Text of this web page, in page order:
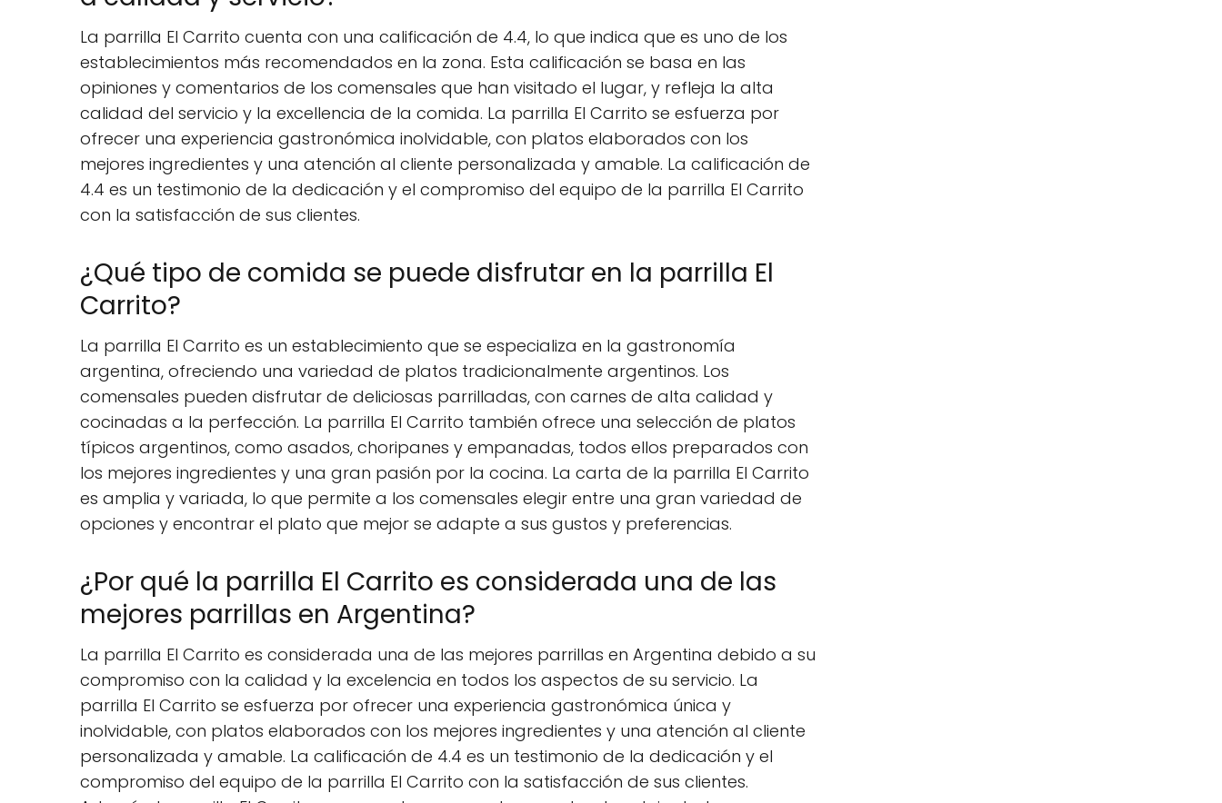
La parrilla El Carrito cuenta con una calificación de 4.4, lo que indica que es uno de los
establecimientos más recomendados en la zona. Esta calificación se basa en las
opiniones y comentarios de los comensales que han visitado el lugar, y refleja la alta
calidad del servicio y la excellencia de la comida. La parrilla El Carrito se esfuerza por
ofrecer una experiencia gastronómica inolvidable, con platos elaborados con los
mejores ingredientes y una atención al cliente personalizada y amable. La calificación de
4.4 es un testimonio de la dedicación y el compromiso del equipo de la parrilla El Carrito
con la satisfacción de sus clientes.
¿Qué tipo de comida se puede disfrutar en la parrilla El
Carrito?
La parrilla El Carrito es un establecimiento que se especializa en la gastronomía
argentina, ofreciendo una variedad de platos tradicionalmente argentinos. Los
comensales pueden disfrutar de deliciosas parrilladas, con carnes de alta calidad y
cocinadas a la perfección. La parrilla El Carrito también ofrece una selección de platos
típicos argentinos, como asados, choripanes y empanadas, todos ellos preparados con
los mejores ingredientes y una gran pasión por la cocina. La carta de la parrilla El Carrito
es amplia y variada, lo que permite a los comensales elegir entre una gran variedad de
opciones y encontrar el plato que mejor se adapte a sus gustos y preferencias.
¿Por qué la parrilla El Carrito es considerada una de las
mejores parrillas en Argentina?
La parrilla El Carrito es considerada una de las mejores parrillas en Argentina debido a su
compromiso con la calidad y la excelencia en todos los aspectos de su servicio. La
parrilla El Carrito se esfuerza por ofrecer una experiencia gastronómica única y
inolvidable, con platos elaborados con los mejores ingredientes y una atención al cliente
personalizada y amable. La calificación de 4.4 es un testimonio de la dedicación y el
compromiso del equipo de la parrilla El Carrito con la satisfacción de sus clientes.